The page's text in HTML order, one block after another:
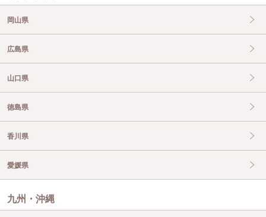
岡山県
広島県
山口県
徳島県
香川県
愛媛県
九州・沖縄